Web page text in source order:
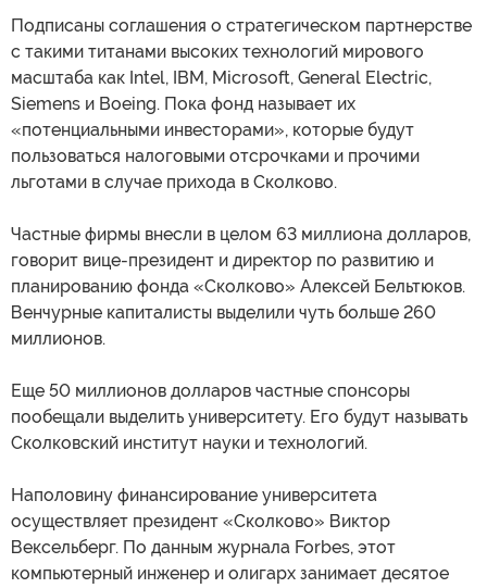
Подписаны соглашения о стратегическом партнерстве
с такими титанами высоких технологий мирового
масштаба как Intel, IBM, Microsoft, General Electric,
Siemens и Boeing. Пока фонд называет их
«потенциальными инвесторами», которые будут
пользоваться налоговыми отсрочками и прочими
льготами в случае прихода в Сколково.
Частные фирмы внесли в целом 63 миллиона долларов,
говорит вице-президент и директор по развитию и
планированию фонда «Сколково» Алексей Бельтюков.
Венчурные капиталисты выделили чуть больше 260
миллионов.
Еще 50 миллионов долларов частные спонсоры
пообещали выделить университету. Его будут называть
Сколковский институт науки и технологий.
Наполовину финансирование университета
осуществляет президент «Сколково» Виктор
Вексельберг. По данным журнала Forbes, этот
компьютерный инженер и олигарх занимает десятое